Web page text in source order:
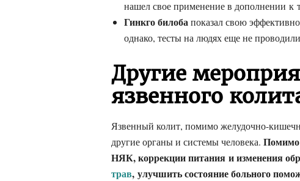
нашел свое применение в дополнении
Гинкго билобапоказал свою
однако, тесты на людях еще не
Другие
язвенного
Язвенный колит, помимо желудочно-
другие органы и системы человека. Помимо
НЯК, коррекции питания и изменения
трав, улучшить состояние больного